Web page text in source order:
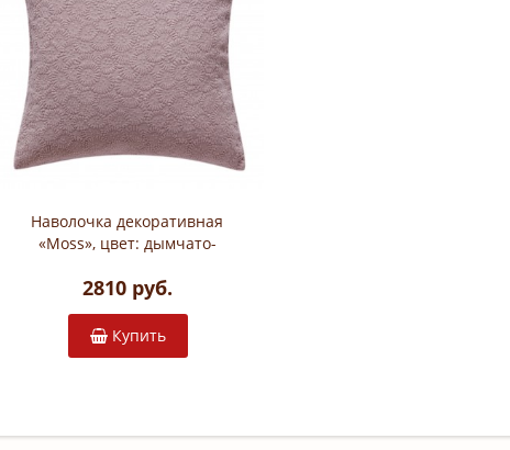
Наволочка декоративная
«Moss», цвет: дымчато-
хлопок)
2810 руб.
Купить